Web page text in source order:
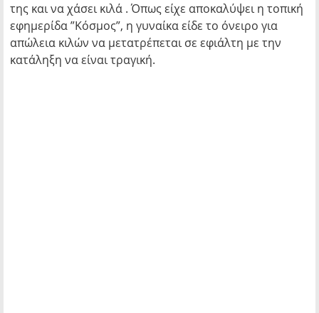
της και να χάσει κιλά . Όπως είχε αποκαλύψει η τοπική
εφημερίδα ”Κόσμος”, η γυναίκα είδε το όνειρο για
απώλεια κιλών να μετατρέπεται σε εφιάλτη με την
κατάληξη να είναι τραγική.